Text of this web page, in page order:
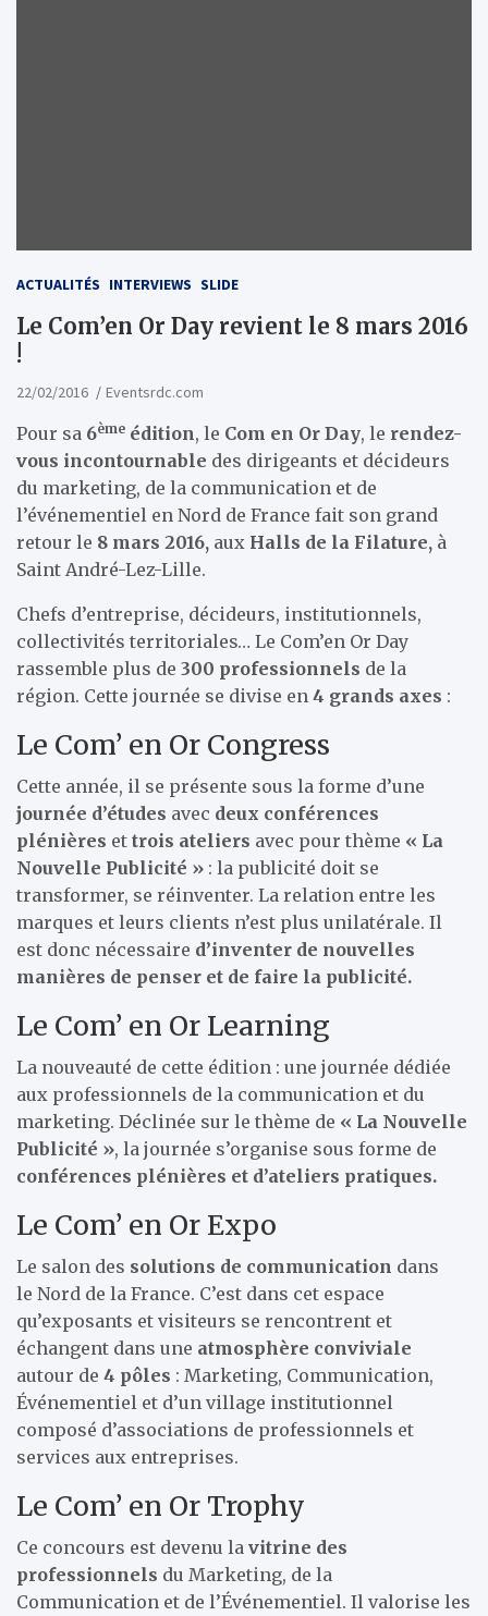
ACTUALITÉS INTERVIEWS SLIDE
Le Com’en Or Day revient le 8 mars 2016
!
22/02/2016 Eventsrdc.com
Pour sa 6ème édition, le Com en Or Day, le rendez-
vous incontournable des dirigeants et décideurs
du marketing, de la communication et de
l’événementiel en Nord de France fait son grand
retour le 8 mars 2016, aux Halls de la Filature, à
Saint André-Lez-Lille.
Chefs d’entreprise, décideurs, institutionnels,
collectivités territoriales… Le Com’en Or Day
rassemble plus de 300 professionnels de la
région. Cette journée se divise en 4 grands axes :
Le Com’ en Or Congress
Cette année, il se présente sous la forme d’une
journée d’études avec deux conférences
plénières et trois ateliers avec pour thème « La
Nouvelle Publicité » : la publicité doit se
transformer, se réinventer. La relation entre les
marques et leurs clients n’est plus unilatérale. Il
est donc nécessaire d’inventer de nouvelles
manières de penser et de faire la publicité.
Le Com’ en Or Learning
La nouveauté de cette édition : une journée dédiée
aux professionnels de la communication et du
marketing. Déclinée sur le thème de « La Nouvelle
Publicité », la journée s’organise sous forme de
conférences plénières et d’ateliers pratiques.
Le Com’ en Or Expo
Le salon des solutions de communication dans
le Nord de la France. C’est dans cet espace
qu’exposants et visiteurs se rencontrent et
échangent dans une atmosphère conviviale
autour de 4 pôles : Marketing, Communication,
Événementiel et d’un village institutionnel
composé d’associations de professionnels et
services aux entreprises.
Le Com’ en Or Trophy
Ce concours est devenu la vitrine des
professionnels du Marketing, de la
Communication et de l’Événementiel. Il valorise les